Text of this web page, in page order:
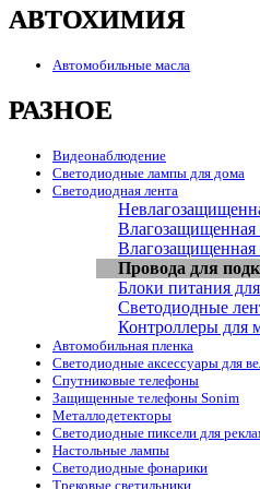
АВТОХИМИЯ
Автомобильные масла
РАЗНОЕ
Видеонаблюдение
Светодиодные лампы для дома
Светодиодная лента
Влагозащищенная
Влагозащищенная
Провода для
Блоки питания
Светодиодные
Контроллеры для
Автомобильная пленка
Светодиодные аксессуары для
Спутниковые телефоны
Защищенные телефоны Sonim
Металлодетекторы
Светодиодные пиксели для
Настольные лампы
Светодиодные фонарики
Трековые светильники